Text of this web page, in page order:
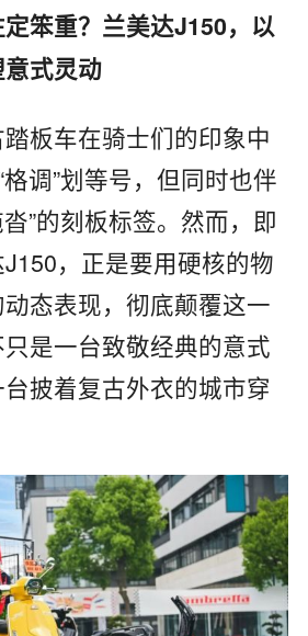
笨重？兰美达J150，以
式灵动
板车在骑士们的印象中
格调”划等号，但同时也伴
沓”的刻板标签。然而，即
，正是要用硬核的物
态表现，彻底颠覆这一
是一台致敬经典的意式
披着复古外衣的城市穿